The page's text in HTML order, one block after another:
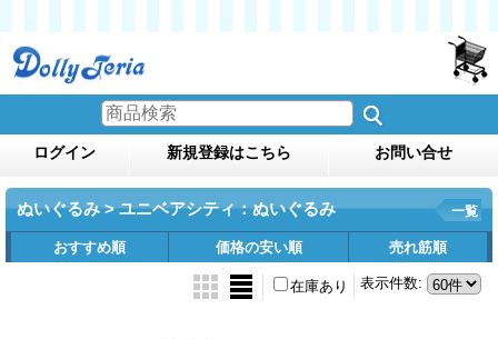
ログイン 新規登録はこちら お問い合せ
ぬいぐるみ > ユニベアシティ：ぬいぐるみ 一覧
おすすめ順 価格の安い順 売れ筋順
表示件数:
在庫あり